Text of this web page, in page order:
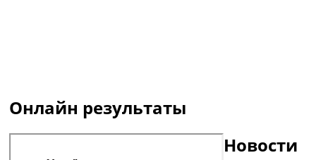
Онлайн результаты
Новости